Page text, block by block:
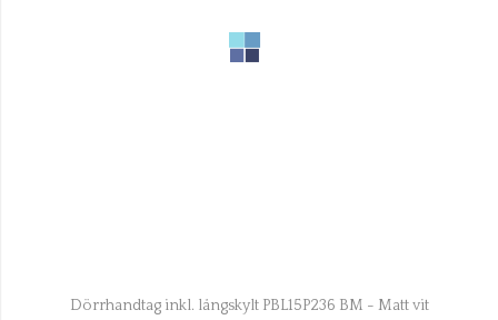
Dörrhandtag inkl. långskylt PBL15P236 BM - Matt vit